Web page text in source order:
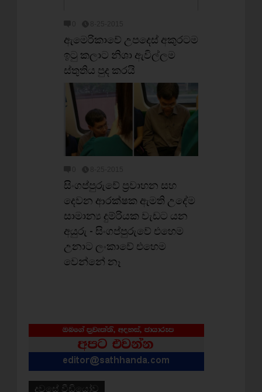
ඇමෙරිකාවේ උපදෙස් අකුරටම
ඉටු කලාට නිශා ඇවිල්ලම
ස්තුතිය පුද කරයි
සිංගප්පුරුවේ ප්‍රවාහන සහ
දෙවන ආරක්ෂක ඇමති උදේම
සාමාන්‍ය දුම්රියක වැඩට යන
අයුරු - සිංගප්පුරුවේ එහෙම
උනාට ලංකාවේ එහෙම
වෙන්නේ නෑ
දවසේ වීඩියෝව